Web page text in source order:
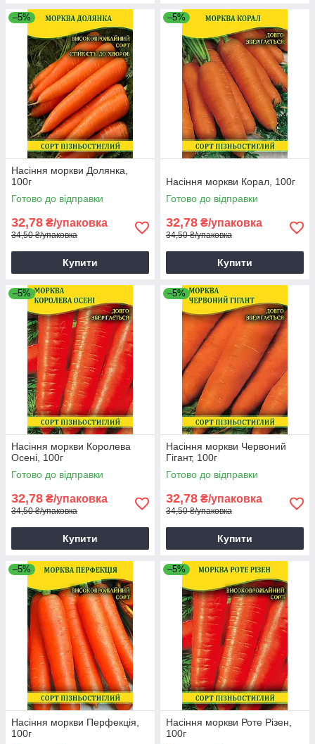
–5%
Насіння моркви Долянка,
100г
Готово до відправки
32,78 ₴/упаковка
34,50 ₴/упаковка
Купити
–5%
Насіння моркви Корал, 100г
Готово до відправки
32,78 ₴/упаковка
34,50 ₴/упаковка
Купити
–5%
Насіння моркви Королева
Осені, 100г
Готово до відправки
32,78 ₴/упаковка
34,50 ₴/упаковка
Купити
–5%
Насіння моркви Червоний
Гігант, 100г
Готово до відправки
32,78 ₴/упаковка
34,50 ₴/упаковка
Купити
–5%
Насіння моркви Перфекція,
100г
–5%
Насіння моркви Роте Різен,
100г